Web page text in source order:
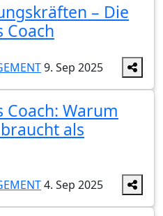
– Die
Coach
9. Sep 2025
Warum
als
4. Sep 2025